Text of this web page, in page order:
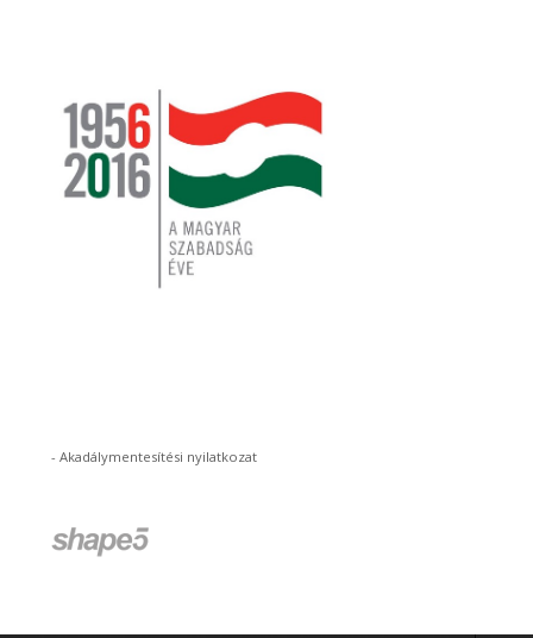
-Akadálymentesítési nyilatkozat